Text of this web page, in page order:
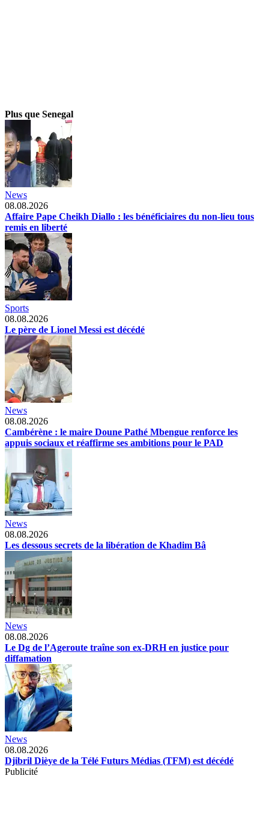
Plus que Senegal
News
08.08.2026
Affaire Pape Cheikh Diallo : les bénéficiaires du non-lieu tous
remis en liberté
Sports
08.08.2026
Le père de Lionel Messi est décédé
News
08.08.2026
Cambérène : le maire Doune Pathé Mbengue renforce les
appuis sociaux et réaffirme ses ambitions pour le PAD
News
08.08.2026
Les dessous secrets de la libération de Khadim Bâ
News
08.08.2026
Le Dg de l’Ageroute traîne son ex-DRH en justice pour
diffamation
News
08.08.2026
Djibril Dièye de la Télé Futurs Médias (TFM) est décédé
Publicité